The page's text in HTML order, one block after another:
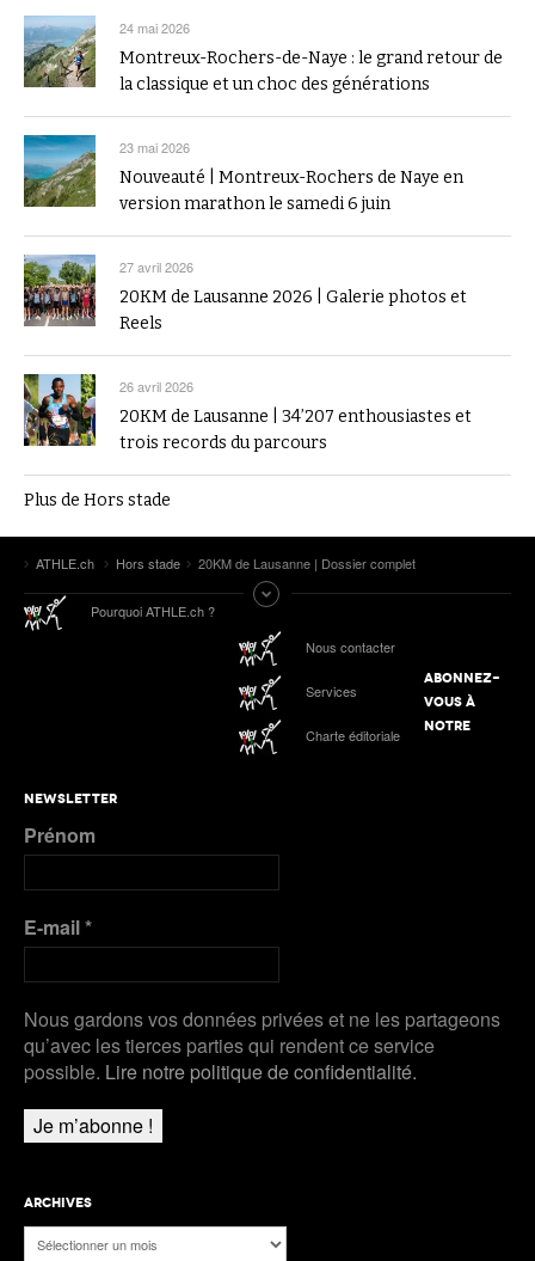
24 mai 2026
Montreux-Rochers-de-Naye : le grand retour de
la classique et un choc des générations
23 mai 2026
Nouveauté | Montreux-Rochers de Naye en
version marathon le samedi 6 juin
27 avril 2026
20KM de Lausanne 2026 | Galerie photos et
Reels
26 avril 2026
20KM de Lausanne | 34’207 enthousiastes et
trois records du parcours
Plus de Hors stade
ATHLE.ch Hors stade 20KM de Lausanne | Dossier complet
Pourquoi ATHLE.ch ?
Nous contacter
Services
Charte éditoriale
ABONNEZ-
VOUS À
NOTRE
NEWSLETTER
Prénom
E-mail*
Nous gardons vos données privées et ne les partageons
qu’avec les tierces parties qui rendent ce service
possible. Lire notre politique de confidentialité.
ARCHIVES
Archives